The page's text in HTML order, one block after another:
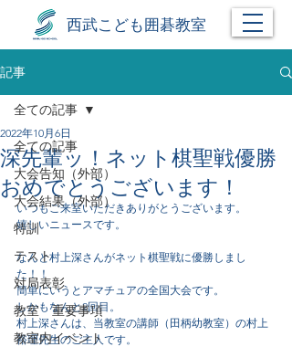
西武こども囲碁教室
記事
全ての記事
大会告知（外部）
大会結果（外部）
特訓
テスト
対局表彰
教室 重要事項
教室内イベント
全ての記事
深先輩ッ！ネット棋聖戦優勝
おめでとうございます！
2022年10月6日
いつもご来室いただきありがとうございます。
嬉しいニュースです。
なんと村上深さんがネット棋聖戦に優勝しまし
た！！
簡単にいうとアマチュアの全国大会です。
しかもなんと2回目。
村上深さんは、当教室の講師（田柄幼教室）の村上
裕理先生のご主人です。